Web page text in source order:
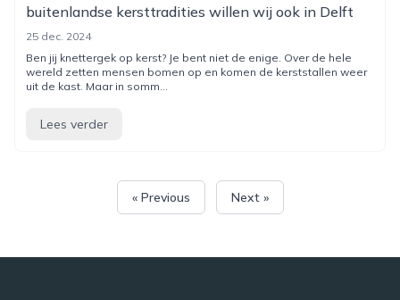
buitenlandse kersttradities willen wij ook in Delft
25 dec. 2024
Ben jij knettergek op kerst? Je bent niet de enige. Over de hele
wereld zetten mensen bomen op en komen de kerststallen weer
uit de kast. Maar in somm...
Lees verder
« Previous Next »